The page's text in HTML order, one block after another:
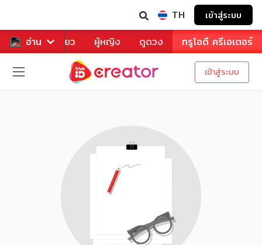
TH เข้าสู่ระบบ
อ่าน
หาร ท่องเที่ยว ผู้หญิง ดูดวง ทรูไอดี ครีเอเตอร์
เข้าสู่ระบบ